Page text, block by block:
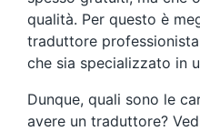
qualità. Per questo è
traduttore
che sia specializzato in
Dunque, quali sono le
avere un traduttore?